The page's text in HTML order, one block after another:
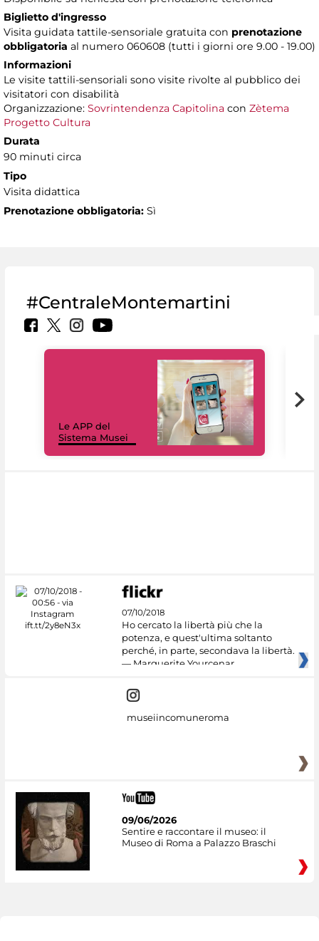
Biglietto d'ingresso
Visita guidata tattile-sensoriale gratuita con prenotazione
obbligatoria al numero 060608 (tutti i giorni ore 9.00 - 19.00)
Informazioni
Le visite tattili-sensoriali sono visite rivolte al pubblico dei
visitatori con disabilità
Organizzazione: Sovrintendenza Capitolina con Zètema
Progetto Cultura
Durata
90 minuti circa
Tipo
Visita didattica
Prenotazione obbligatoria: Sì
#CentraleMontemartini
Le APP del
Sistema Musei
07/10/2018
Ho cercato la libertà più che la
potenza, e quest'ultima soltanto
perché, in parte, secondava la libertà.
— Marguerite Yourcenar
museiincomuneroma
09/06/2026
Sentire e raccontare il museo: il
Museo di Roma a Palazzo Braschi